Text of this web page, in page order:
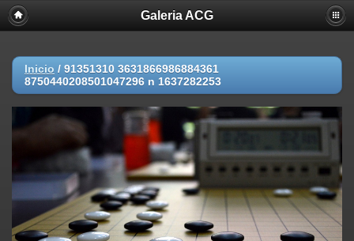
Galeria ACG
Inicio / 91351310 3631866986884361
8750440208501047296 n 1637282253